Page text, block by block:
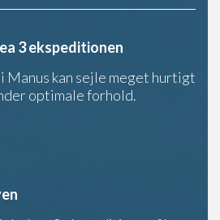
3 ekspeditionen
Manus kan sejle meget hurtigt
optimale forhold.